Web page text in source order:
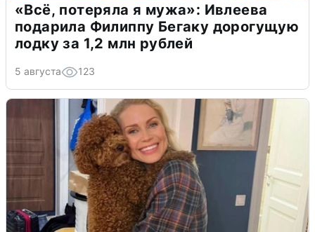
«Всё, потеряла я мужа»: Ивлеева
подарила Филиппу Бегаку дорогущую
лодку за 1,2 млн рублей
5 августа 123